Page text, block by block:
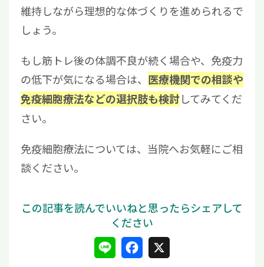
維持しながら理想的な体づくりを進められるで
しょう。
もし筋トレ後の体調不良が続く場合や、免疫力
の低下が気になる場合は、 医療機関での相談や
免疫細胞療法などの選択肢も検討してみてくだ
さい。
免疫細胞療法については、当院へお気軽にご相
談ください。
L
F
X